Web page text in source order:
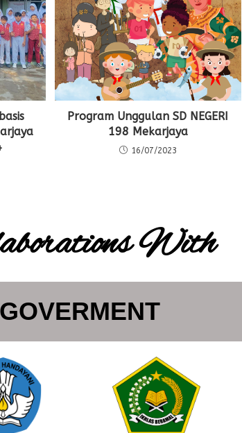
Program Unggulan SD NEGERI
198 Mekarjaya
16/07/2023
With
GOVERMENT